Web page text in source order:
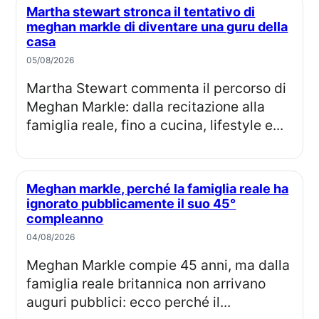
Martha stewart stronca il tentativo di
meghan markle di diventare una guru della
casa
05/08/2026
Martha Stewart commenta il percorso di
Meghan Markle: dalla recitazione alla
famiglia reale, fino a cucina, lifestyle e...
Meghan markle, perché la famiglia reale ha
ignorato pubblicamente il suo 45°
compleanno
04/08/2026
Meghan Markle compie 45 anni, ma dalla
famiglia reale britannica non arrivano
auguri pubblici: ecco perché il...